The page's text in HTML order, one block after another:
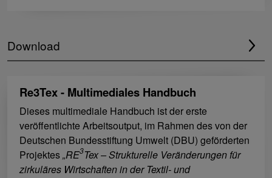
Download
Re3Tex - Multimediales Handbuch
Dieses multimediale Handbuch ist der erste
veröffentlichte Arbeitsoutput, im Rahmen des von der
Deutschen Bundesstiftung Umwelt (DBU) geförderten
Projektes„RE3Tex – Strukturelle Veränderungen für
zirkuläres Wirtschaften in der Textil‑ und